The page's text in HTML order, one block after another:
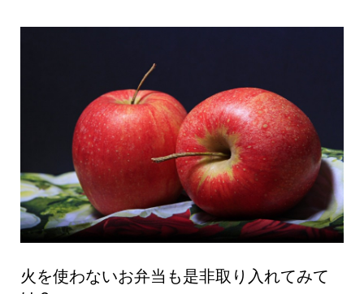
火を使わないお弁当も是非取り入れてみて